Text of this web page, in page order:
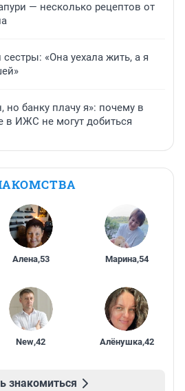
— несколько рецептов от
«Она уехала жить, а я
банку плачу я»: почему в
в ИЖС не могут добиться
Алена,53 Марина,54
New,42 Алёнушка,42
знакомиться